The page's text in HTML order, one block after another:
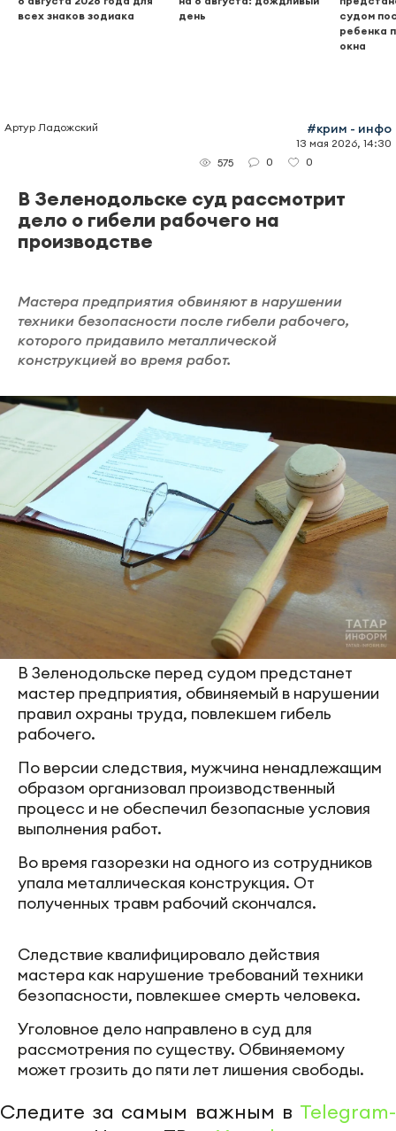
всех знаков зодиака
день
судом
ребенка
окна
Артур Ладожский #крим - инфо
13 мая 2026, 14:30
575
0 0
В Зеленодольске суд рассмотрит
дело о гибели рабочего на
производстве
Мастера предприятия обвиняют в нарушении
техники безопасности после гибели рабочего,
которого придавило металлической
конструкцией во время работ.
В Зеленодольске перед судом предстанет
мастер предприятия, обвиняемый в нарушении
правил охраны труда, повлекшем гибель
рабочего.
По версии следствия, мужчина ненадлежащим
образом организовал производственный
процесс и не обеспечил безопасные условия
выполнения работ.
Во время газорезки на одного из сотрудников
упала металлическая конструкция. От
полученных травм рабочий скончался.
Следствие квалифицировало действия
мастера как нарушение требований техники
безопасности, повлекшее смерть человека.
Уголовное дело направлено в суд для
рассмотрения по существу. Обвиняемому
может грозить до пяти лет лишения свободы.
Следите за самым важным в Telegram-